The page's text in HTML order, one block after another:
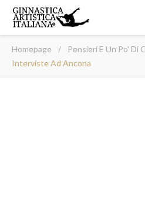
Homepage / Pensieri E Un Po' Di
Interviste Ad Ancona